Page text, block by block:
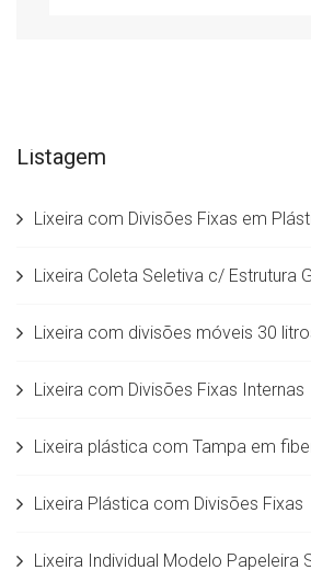
Listagem
Lixeira com Divisões Fixas em
Lixeira Coleta Seletiva c/ Estrutura
Lixeira com divisões móveis 30
Lixeira com Divisões Fixas Internas
Lixeira plástica com Tampa em
Lixeira Plástica com Divisões Fixas
Lixeira Individual Modelo Papeleira